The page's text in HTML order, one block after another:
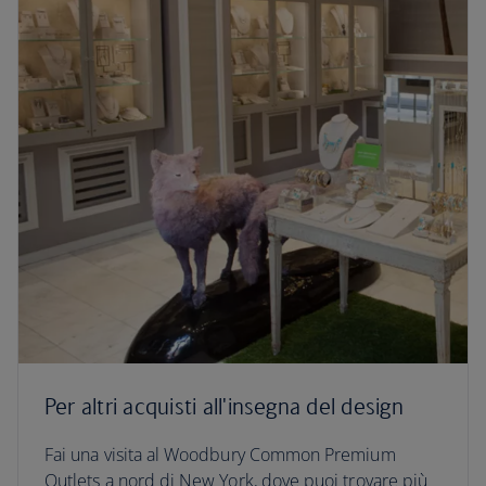
Per altri acquisti all'insegna del design
Fai una visita al Woodbury Common Premium
Outlets a nord di New York, dove puoi trovare più